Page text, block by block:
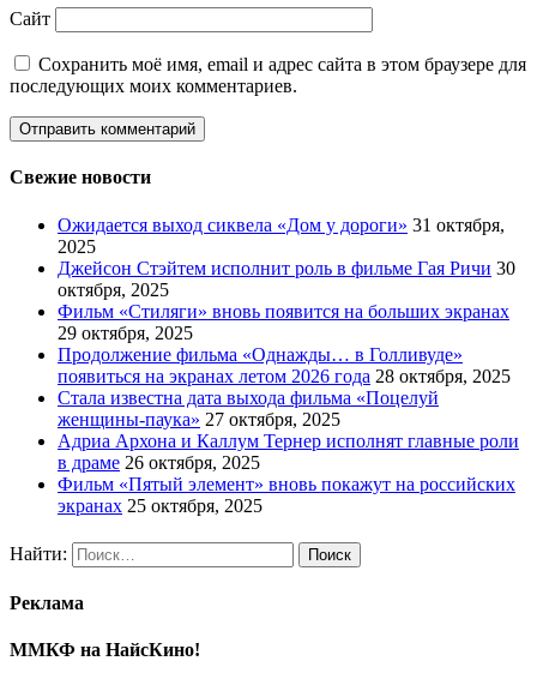
Сайт
Сохранить моё имя, email и адрес сайта в этом браузере для
последующих моих комментариев.
Свежие новости
Ожидается выход сиквела «Дом у дороги» 31 октября,
2025
Джейсон Стэйтем исполнит роль в фильме Гая Ричи 30
октября, 2025
Фильм «Стиляги» вновь появится на больших экранах
29 октября, 2025
Продолжение фильма «Однажды… в Голливуде»
появиться на экранах летом 2026 года 28 октября, 2025
Стала известна дата выхода фильма «Поцелуй
женщины-паука» 27 октября, 2025
Адриа Архона и Каллум Тернер исполнят главные роли
в драме 26 октября, 2025
Фильм «Пятый элемент» вновь покажут на российских
экранах 25 октября, 2025
Найти:
Реклама
ММКФ на НайсКино!